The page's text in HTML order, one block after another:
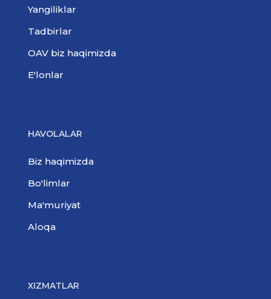
Yangiliklar
Tadbirlar
OAV biz haqimizda
E'lonlar
HAVOLALAR
Biz haqimizda
Bo'limlar
Ma'muriyat
Aloqa
XIZMATLAR